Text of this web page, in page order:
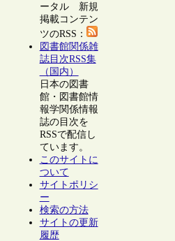
ータル 新規
掲載コンテン
ツのRSS：
図書館関係雑
誌目次RSS集
（国内）
日本の図書
館・図書館情
報学関係情報
誌の目次を
RSSで配信し
ています。
このサイトに
ついて
サイトポリシ
ー
検索の方法
サイトの更新
履歴